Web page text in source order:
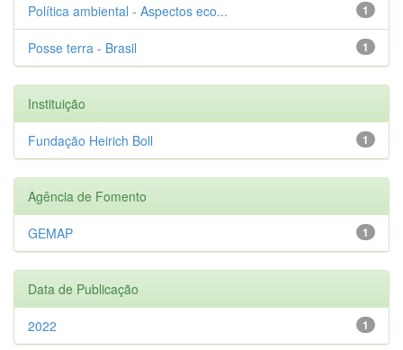
1
Política ambiental - Aspectos eco...
1
Posse terra - Brasil
Instituição
1
Fundação Heirich Boll
Agência de Fomento
1
GEMAP
Data de Publicação
1
2022